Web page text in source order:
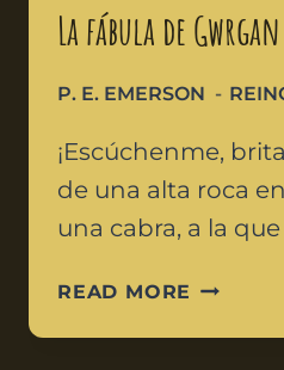
La fábula de
P. E. EMERSON
¡Escúchenme,
de una alta roca
una cabra, a la
READ MORE